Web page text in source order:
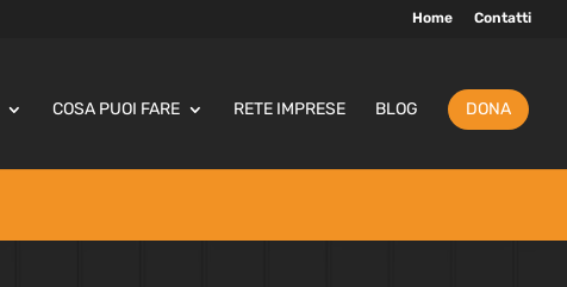
Home Contatti
COSA PUOI FARE RETE IMPRESE BLOG DONA